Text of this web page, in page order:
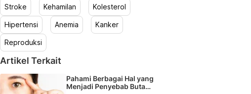
Stroke Kehamilan Kolesterol
Hipertensi Anemia Kanker
Reproduksi
Artikel Terkait
Pahami Berbagai Hal yang
Menjadi Penyebab Buta